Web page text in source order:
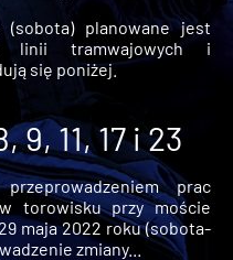
planowane jest
linii tramwajowych i
się poniżej.
11, 17 i 23
prac
torowisku przy moście
maja 2022 roku (sobota-
zmiany...